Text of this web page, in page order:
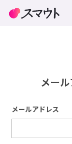
メー
メールアドレス